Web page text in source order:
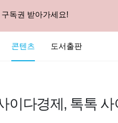
구독권 받아가세요!
콘텐츠 도서출판
이다경제, 톡톡